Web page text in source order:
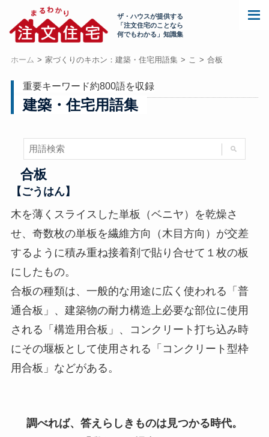
ザ・ハウスが提供する
「注文住宅のことなら
何でもわかる」知識集
ホーム 家づくりのキホン：建築・住宅用語集 こ 合板
重要キーワード約800語を収録
建築・住宅用語集
合板
【ごうはん】
木を薄くスライスした単板（ベニヤ）を乾燥さ
せ、奇数枚の単板を繊維方向（木目方向）が交差
するように積み重ね接着剤で貼り合せて１枚の板
にしたもの。
合板の種類は、一般的な用途に広く使われる「普
通合板」、建築物の耐力構造上必要な部位に使用
される「構造用合板」、コンクリート打ち込み時
にその堰板として使用される「コンクリート型枠
用合板」などがある。
調べれば、答えらしきものは見つかる時代。